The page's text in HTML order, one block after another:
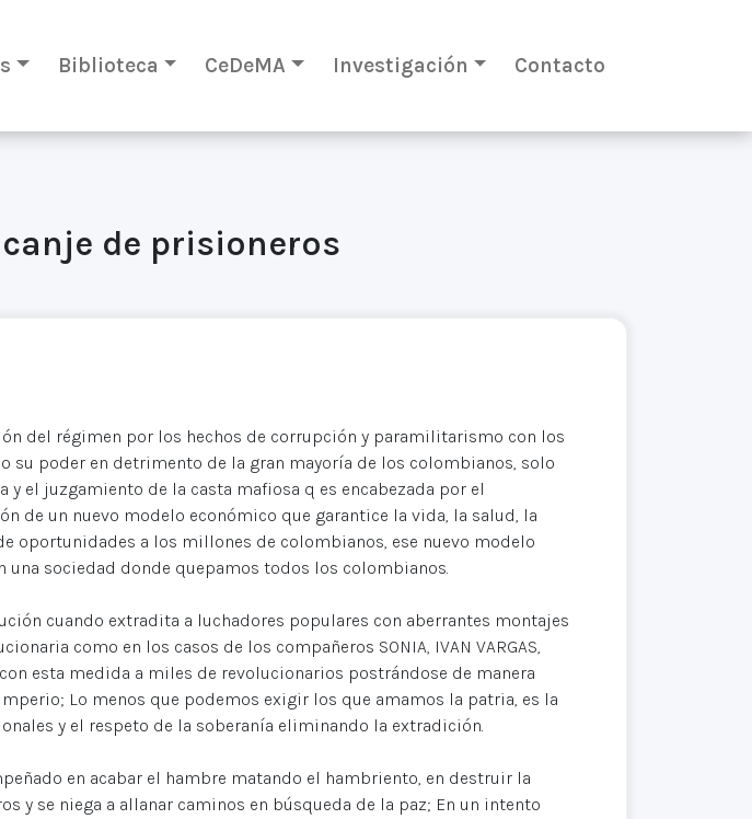
Biblioteca CeDeMA Investigación Contacto
de prisioneros
del régimen por los hechos de corrupción y paramilitarismo con los
su poder en detrimento de la gran mayoría de los colombianos, solo
y el juzgamiento de la casta mafiosa q es encabezada por el
de un nuevo modelo económico que garantice la vida, la salud, la
oportunidades a los millones de colombianos, ese nuevo modelo
una sociedad donde quepamos todos los colombianos.
cuando extradita a luchadores populares con aberrantes montajes
como en los casos de los compañeros SONIA, IVAN VARGAS,
con esta medida a miles de revolucionarios postrándose de manera
Lo menos que podemos exigir los que amamos la patria, es la
y el respeto de la soberanía eliminando la extradición.
en acabar el hambre matando el hambriento, en destruir la
y se niega a allanar caminos en búsqueda de la paz; En un intento